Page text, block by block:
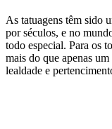
As tatuagens têm sido
por séculos, e no
todo especial. Para os
mais do que apenas
lealdade e